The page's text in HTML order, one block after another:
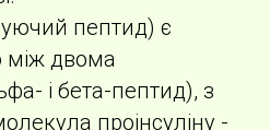
пептид) є
двома
і бета-пептид), з
проінсуліну -